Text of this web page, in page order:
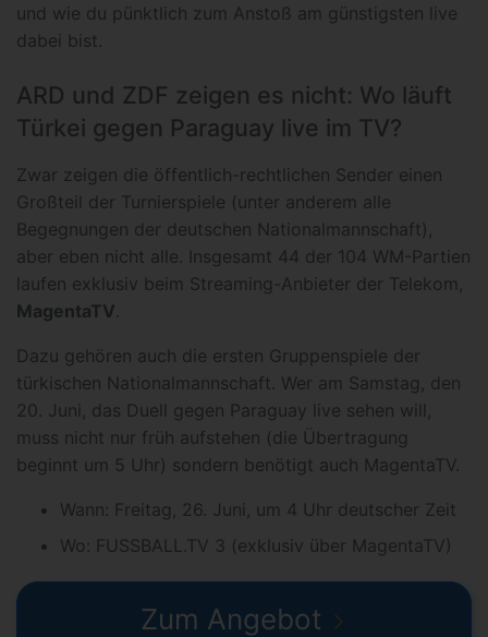
und wie du pünktlich zum Anstoß am günstigsten live
dabei bist.
ARD und ZDF zeigen es nicht: Wo läuft
Türkei gegen Paraguay live im TV?
Zwar zeigen die öffentlich-rechtlichen Sender einen
Großteil der Turnierspiele (unter anderem alle
Begegnungen der deutschen Nationalmannschaft),
aber eben nicht alle. Insgesamt 44 der 104 WM-Partien
laufen exklusiv beim Streaming-Anbieter der Telekom,
MagentaTV
Dazu gehören auch die ersten Gruppenspiele der
türkischen Nationalmannschaft. Wer am Samstag, den
20. Juni, das Duell gegen Paraguay live sehen will,
muss nicht nur früh aufstehen (die Übertragung
beginnt um 5 Uhr) sondern benötigt auch MagentaTV.
Wann: Freitag, 26. Juni, um 4 Uhr deutscher Zeit
Wo: FUSSBALL.TV 3 (exklusiv über MagentaTV)
Zum Angebot